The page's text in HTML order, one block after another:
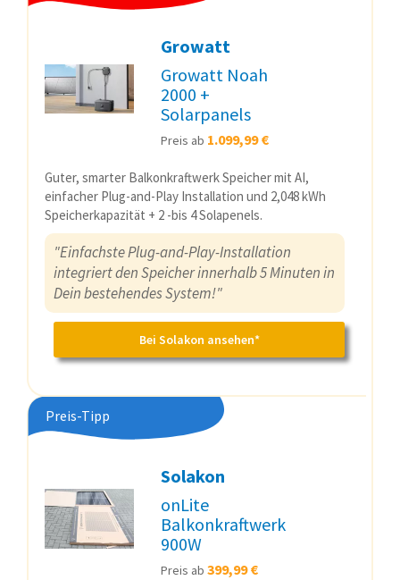
Growatt
Growatt Noah
2000 +
Solarpanels
Preis ab 1.099,99 €
Guter, smarter Balkonkraftwerk Speicher mit AI,
einfacher Plug-and-Play Installation und 2,048 kWh
Speicherkapazität + 2 -bis 4 Solapenels.
"Einfachste Plug-and-Play-Installation
integriert den Speicher innerhalb 5 Minuten in
Dein bestehendes System!"
Bei Solakon ansehen*
Preis-Tipp
Solakon
onLite
Balkonkraftwerk
900W
Preis ab 399,99 €